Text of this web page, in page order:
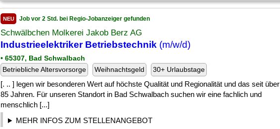
NEU Job vor 2 Std. bei Regio-Jobanzeiger gefunden
Schwälbchen Molkerei Jakob Berz AG
Industrieelektriker Betriebstechnik (m/w/d)
• 65307, Bad Schwalbach
Betriebliche Altersvorsorge
Weihnachtsgeld 30+ Urlaubstage
[. .. ] legen wir besonderen Wert auf höchste Qualität und Regionalität und das seit über
85 Jahren. Für unseren Standort in Bad Schwalbach suchen wir eine fachlich und
menschlich [...]
MEHR INFOS ZUM STELLENANGEBOT